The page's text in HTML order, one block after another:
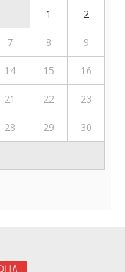
1 2
7 8 9
14 15 16
21 22 23
28 29 30